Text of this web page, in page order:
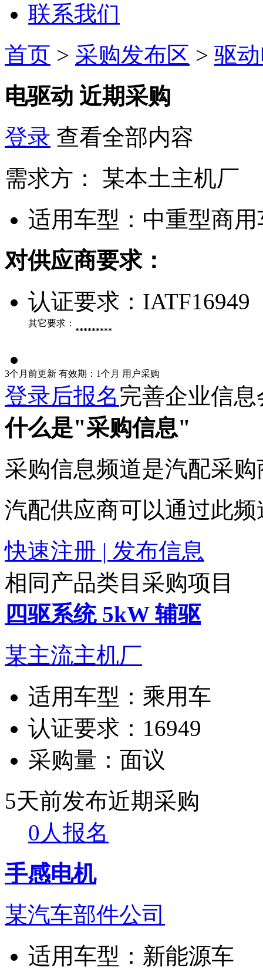
联系我们
首页 > 采购发布区 > 驱
电驱动 近期采购
登录 查看全部内容
需求方：
某本土主机厂
适用车型： 中重型商
对供应商要求：
认证要求： IATF16949
其它要求：
*********
3个月前更新 有效期：1个月 用户采购
登录后报名完善企业信
什么是"采购信息"
采购信息频道是汽配采
汽配供应商可以通过此
快速注册 | 发布信息
相同产品类目采购项目
四驱系统 5kW 辅驱
某主流主机厂
适用车型： 乘用车
认证要求： 16949
采购量： 面议
5天前发布近期采购
0人报名
手感电机
某汽车部件公司
适用车型： 新能源车